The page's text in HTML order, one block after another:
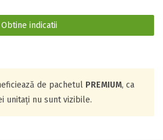
Obtine indicatii
de pachetul PREMIUM, ca
unitați nu sunt vizibile.